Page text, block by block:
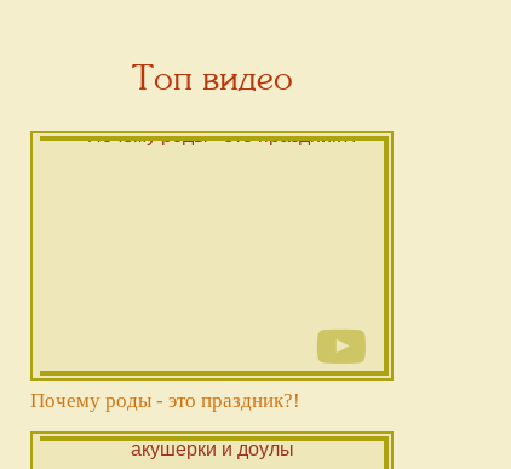
Топ видео
Почему роды - это праздник?!